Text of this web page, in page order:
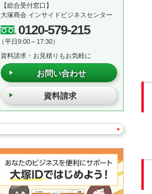
【総合受付窓口】
大塚商会 インサイドビジネスセンター
0120-579-215
（平日9:00～17:30）
資料請求・お見積りもお気軽に
お問い合わせ
資料請求